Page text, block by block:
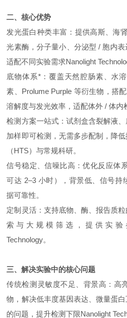
二、核心优势
发光蛋白种类丰富：提供高斯、海
光素酶，分子量小、分泌型 / 胞内
适配不同实验需求Nanolight
底物体系*：覆盖天然腔肠素、水
素、Prolume Purple 等衍生物，搭
溶解度与发光效率，适配体外 / 体内
检测方案一站式：试剂盒含裂解液
加样即可检测，无需多步配制，降
（HTS）与常规科研。
信号稳定、信噪比高：优化反应体
可达 2–3 小时），背景低、信号持
据可靠性。
定制灵活：支持底物、酶、报告质
索与大规模筛选，提供实验
Technology。
三、解决实验中的核心问题
传统检测灵敏度不足、背景高：高
物，解决低丰度基因表达、微量蛋
的问题，提升检测下限Nanolight